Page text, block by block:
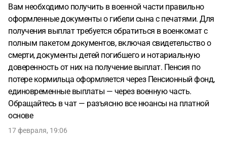
оплатить ком услуги с уважением Понкратьева Нина
Алексеевна
Вам необходимо получить в военной части правильно
оформленные документы о гибели сына с печатями. Для
получения выплат требуется обратиться в военкомат с
полным пакетом документов, включая свидетельство о
смерти, документы детей погибшего и нотариальную
доверенность от них на получение выплат. Пенсия по
потере кормильца оформляется через Пенсионный фонд,
единовременные выплаты — через военную часть.
Обращайтесь в чат — разъясню все нюансы на платной
основе
17 февраля, 19:06